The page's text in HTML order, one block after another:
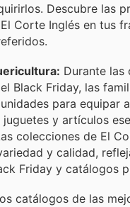
Descubre las
Corte Inglés en tus
Durante las
Black Friday, las
para equipar
juguetes y artículos
colecciones de El
y calidad,
Friday y catálogos
catálogos de las